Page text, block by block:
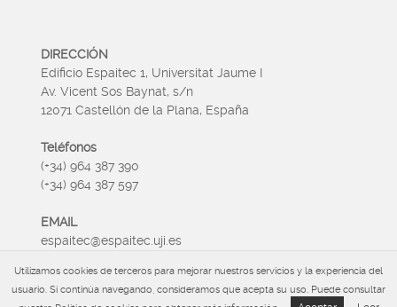
DIRECCIÓN
Edificio Espaitec 1, Universitat Jaume I
Av. Vicent Sos Baynat, s/n
12071 Castellón de la Plana, España
Teléfonos
(+34) 964 387 390
(+34) 964 387 597
EMAIL
espaitec@espaitec.uji.es
HORARIO
Lunes a Viernes 09:00 – 15.00
Utilizamos cookies de terceros para mejorar nuestros servicios y la experiencia del
usuario. Si continúa navegando, consideramos que acepta su uso. Puede consultar